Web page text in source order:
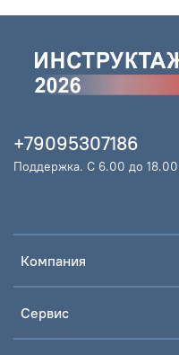
Компания
Сервис
+79095307186
Поддержка. С 6.00 до